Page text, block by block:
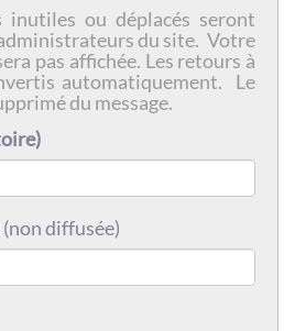
inutiles ou déplacés seront
du site. Votre
pas affichée. Les retours à
automatiquement. Le
du message.
(non diffusée)